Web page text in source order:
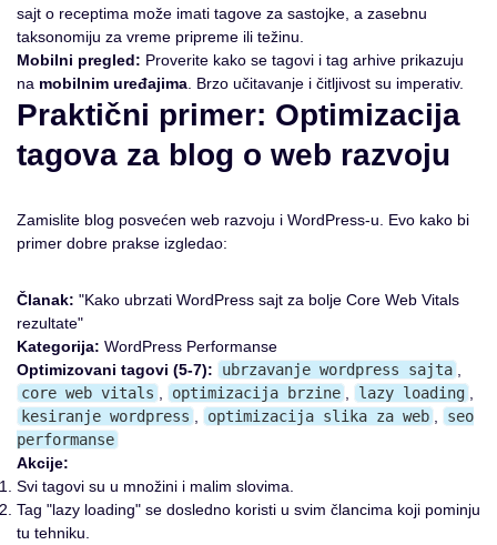
sajt o receptima može imati tagove za sastojke, a zasebnu
taksonomiju za vreme pripreme ili težinu.
Mobilni pregled: Proverite kako se tagovi i tag arhive prikazuju
na mobilnim uređajima . Brzo učitavanje i čitljivost su imperativ.
Praktični primer: Optimizacija
tagova za blog o web razvoju
Zamislite blog posvećen web razvoju i WordPress-u. Evo kako bi
primer dobre prakse izgledao:
Članak: "Kako ubrzati WordPress sajt za bolje Core Web Vitals
rezultate"
Kategorija: WordPress Performanse
Optimizovani tagovi (5-7):
ubrzavanje wordpress sajta
core web vitals
optimizacija brzine lazy loading
kesiranje wordpress
optimizacija slika za web
seo
performanse
Akcije:
Svi tagovi su u množini i malim slovima.
Tag "lazy loading" se dosledno koristi u svim člancima koji pominju
tu tehniku.